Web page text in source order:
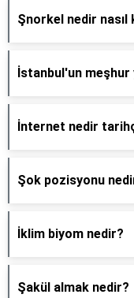
Şnorkel nedir nasıl
İstanbul'un meşhur
İnternet nedir
Şok pozisyonu
İklim biyom nedir?
Şakül almak nedir?